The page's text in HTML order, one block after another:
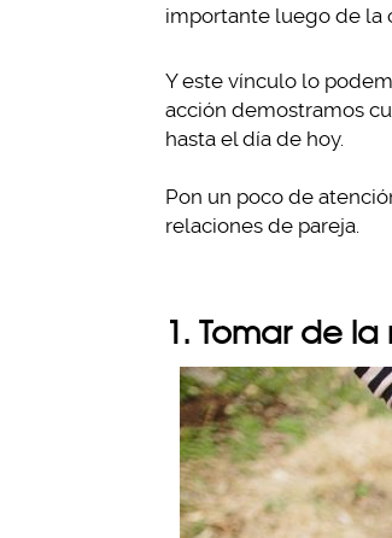
importante luego de la
Y este vínculo lo
acción demostramos
hasta el día de hoy.
Pon un poco de
relaciones de pareja.
1. Tomar de